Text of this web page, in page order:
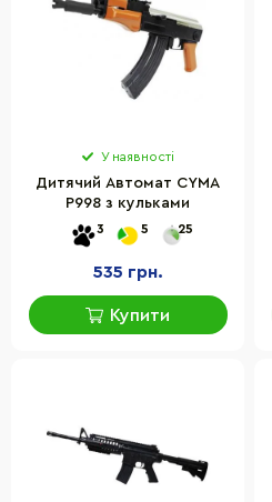
У наявності
Дитячий Автомат CYMA
P998 з кульками
3 5 25
535 грн.
Купити